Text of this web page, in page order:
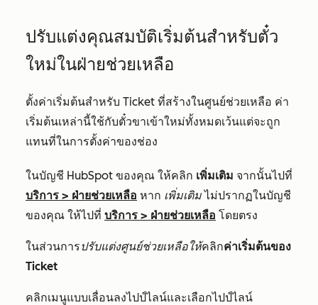
ปรับแต่งคุณสมบัติเริ่มต้นสำหรับตั๋ว
ใหม่ในฝ่ายช่วยเหลือ
ตั้งค่าเริ่มต้นสำหรับ Ticket ที่สร้างในศูนย์ช่วยเหลือ ค่า
เริ่มต้นเหล่านี้ใช้กับตั๋วขาเข้าใหม่ทั้งหมดเว้นแต่จะถูก
แทนที่ในการตั้งค่าของช่อง
ในบัญชี HubSpot ของคุณ ให้คลิก เพิ่มเติม จากนั้นไปที่
บริการ > ฝ่ายช่วยเหลือ หาก เพิ่มเติมไม่ปรากฏในบัญชี
ของคุณ ให้ไปที่ บริการ > ฝ่ายช่วยเหลือ โดยตรง
ในส่วนการปรับแต่งศูนย์ช่วยเหลือให้คลิกค่าเริ่มต้นของ
Ticket
คลิกเมนูแบบเลื่อนลงไปป์ไลน์และเลือกไปป์ไลน์